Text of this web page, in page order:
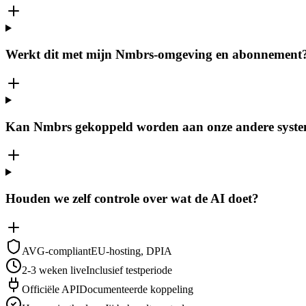
Werkt dit met mijn Nmbrs-omgeving en
Kan Nmbrs gekoppeld worden aan onze andere
Houden we zelf controle over wat de AI doet?
AVG-compliantEU-hosting, DPIA
2-3 weken liveInclusief testperiode
Officiële APIDocumenteerde koppeling